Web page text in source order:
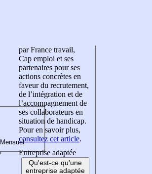
par France travail,
Cap emploi et ses
partenaires pour ses
actions concrètes en
faveur du recrutement,
de l’intégration et de
l’accompagnement de
ses collaborateurs en
situation de handicap.
Pour en savoir plus,
consultez cet article.
Entreprise adaptée
Qu'est-ce qu'une
entreprise adaptée